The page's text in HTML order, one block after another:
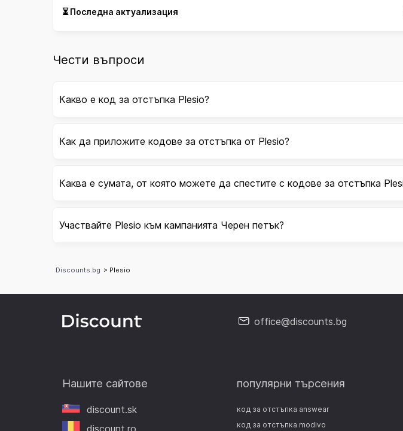
⏳ Последна актуализация
Чести въпроси
Какво е код за отстъпка Plesio?
Как да приложите кодове за отстъпка от Plesio?
Каква е сумата, от която можете да спестите с кодове за отстъпка
Участвайте Plesio към кампанията Черен петък?
Discounts.bg > Plesio
office@discounts.bg
Нашите сайтове
discount.sk
популярни търсения
код за отстъпка answear
код за отстъпка modivo